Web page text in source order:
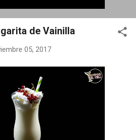
de Vainilla
05, 2017